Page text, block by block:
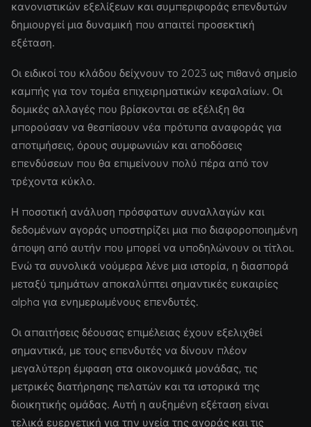
κανονιστικών εξελίξεων και συμπεριφοράς επενδυτών
δημιουργεί μια δυναμική που απαιτεί προσεκτική
εξέταση.
Οι ειδικοί του κλάδου δείχνουν το 2023 ως πιθανό σημείο
καμπής για τον τομέα επιχειρηματικών κεφαλαίων. Οι
δομικές αλλαγές που βρίσκονται σε εξέλιξη θα
μπορούσαν να θεσπίσουν νέα πρότυπα αναφοράς για
αποτιμήσεις, όρους συμφωνιών και αποδόσεις
επενδύσεων που θα επιμείνουν πολύ πέρα από τον
τρέχοντα κύκλο.
Η ποσοτική ανάλυση πρόσφατων συναλλαγών και
δεδομένων αγοράς υποστηρίζει μια πιο διαφοροποιημένη
άποψη από αυτήν που μπορεί να υποδηλώνουν οι τίτλοι.
Ενώ τα συνολικά νούμερα λένε μια ιστορία, η διασπορά
μεταξύ τμημάτων αποκαλύπτει σημαντικές ευκαιρίες
alpha για ενημερωμένους επενδυτές.
Οι απαιτήσεις δέουσας επιμέλειας έχουν εξελιχθεί
σημαντικά, με τους επενδυτές να δίνουν πλέον
μεγαλύτερη έμφαση στα οικονομικά μονάδας, τις
μετρικές διατήρησης πελατών και τα ιστορικά της
διοικητικής ομάδας. Αυτή η αυξημένη εξέταση είναι
τελικά ευεργετική για την υγεία της αγοράς και τις